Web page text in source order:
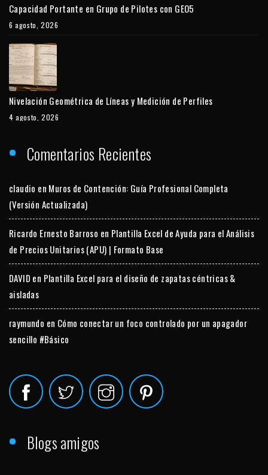
Capacidad Portante en Grupo de Pilotes con GEO5
6 agosto, 2026
Nivelación Geométrica de Líneas y Medición de Perfiles
4 agosto, 2026
Comentarios Recientes
claudio en Muros de Contención: Guía Profesional Completa
(Versión Actualizada)
Ricardo Ernesto Barroso en Plantilla Excel de Ayuda para el Análisis
de Precios Unitarios (APU) | Formato Base
DAVID en Plantilla Excel para el diseño de zapatas céntricas &
aisladas
raymundo en Cómo conectar un foco controlado por un apagador
sencillo #Básico
Blogs amigos